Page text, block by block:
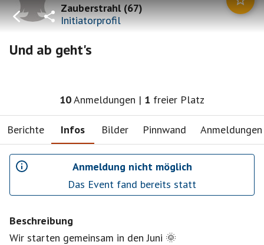
Zauberstrahl(67)
Initiatorprofil
Und ab geht's
10Anmeldungen | 1 freier Platz
Berichte Infos Bilder Pinnwand Anmeldungen
Anmeldung nicht möglich
Das Event fand bereits statt
Beschreibung
Wir starten gemeinsam in den Juni 🌞